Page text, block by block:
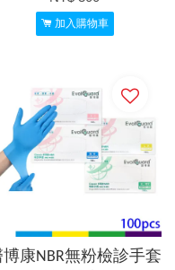
加入購物車
博康NBR無粉檢診手套